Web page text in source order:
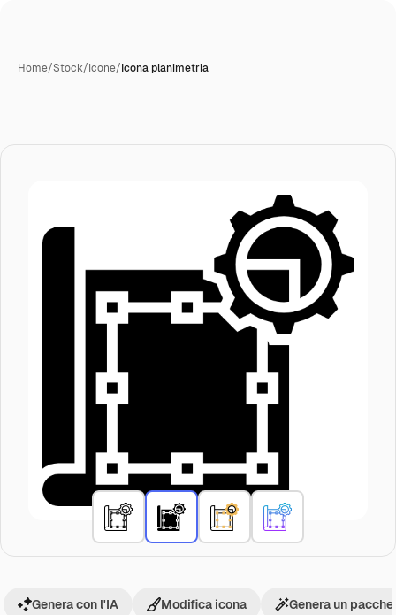
Home/Stock/Icone/Icona planimetria
Genera con l'IA Modifica icona Genera un